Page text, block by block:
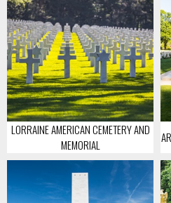
LORRAINE AMERICAN CEMETERY AND
MEMORIAL